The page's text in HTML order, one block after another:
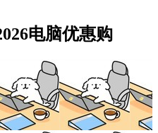
电脑优惠购